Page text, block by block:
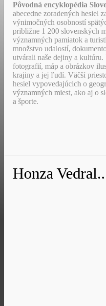
Pôvodná encyklopédia
abecedne zoradených hesiel
výnimočných osobností
približne 1 200 slovenských
významných pamiatok a
množstvo udalostí,
utvárali naše dejiny a
fotografií, máp a obrázkov
krajiny a jej ľudí. Väčší
hesiel vypovedajúcich o
významných miest, ako aj o
a športe.
Honza